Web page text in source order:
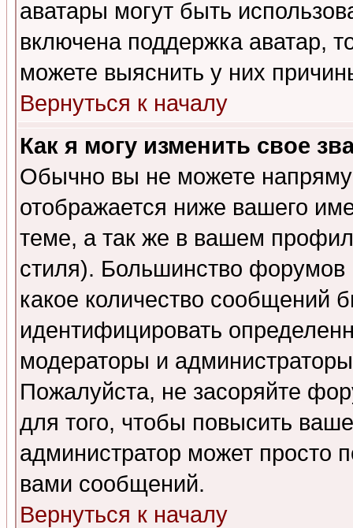
аватары могут быть
включена поддержка аватар,
можете выяснить у них
Вернуться к началу
Как я могу изменить свое
Обычно вы не можете
отображается ниже вашего
теме, а так же в вашем
стиля). Большинство форумов
какое количество сообщений
идентифицировать
модераторы и
Пожалуйста, не засоряйте
для того, чтобы повысить
администратор может просто
вами сообщений.
Вернуться к началу